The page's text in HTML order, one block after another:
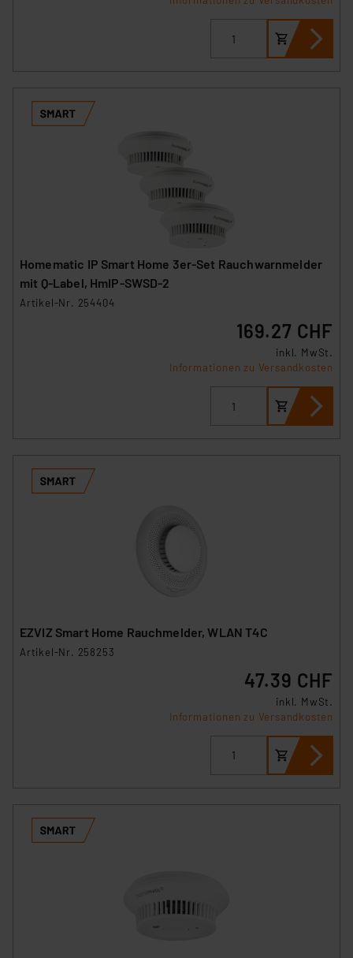
und zu der jeweiligen Datenübermittlung erhalten Sie in
der Datenschutzerklärung. Für die USA besteht kein
Datenschutz nach EU-Standards eingestuft wird. So
besteht etwa das Risiko, dass US-Behörden
Überwachungsprogrammen verarbeiten, ohne dass
hiergegen Klagemöglichkeiten für Europäer bestehen.
Unsere Kooperation mit diesen Dienstleistern stützt
sich auf die Standarddatenschutzklauseln der
Europäischen Kommission sowie einer eigenen
Beurteilung der mit der Datenübermittlung,
insbesondere der Art der übermittelten Daten,
Homematic IP Smart Home 3er-Set Rauchwarnmelder
mit Q-Label, HmIP-SWSD-2
Artikel-Nr. 254404
169.27 CHF
inkl. MwSt.
Informationen zu Versandkosten
EZVIZ Smart Home Rauchmelder, WLAN T4C
Artikel-Nr. 258253
47.39 CHF
inkl. MwSt.
Informationen zu Versandkosten